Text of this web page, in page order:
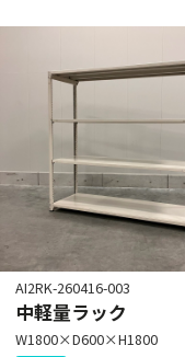
AI2RK-260416-003
中軽量ラック
W1800×D600×H1800